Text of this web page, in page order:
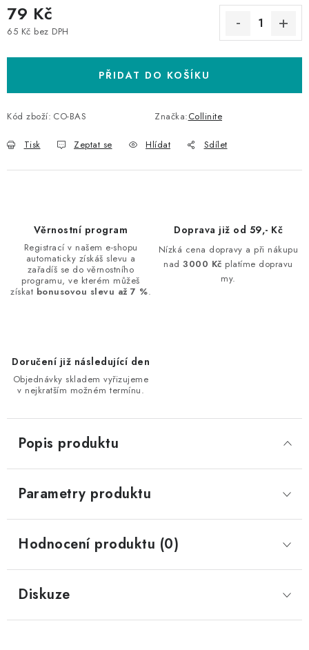
79 Kč
65 Kč bez DPH
PŘIDAT DO KOŠÍKU
Kód zboží: CO-BAS Značka:Collinite
Tisk Zeptat se Hlídat Sdílet
Věrnostní program
Registrací v našem e-shopu
automaticky získáš slevu a
zařadíš se do věrnostního
programu, ve kterém můžeš
získat bonusovou slevu až 7 %.
Doprava již od 59,- Kč
Nízká cena dopravy a při nákupu
nad3000 Kč platíme dopravu
my.
Doručení již následující den
Objednávky skladem vyřizujeme
v nejkratším možném termínu.
Popis produktu
Parametry produktu
Hodnocení produktu (0)
Diskuze